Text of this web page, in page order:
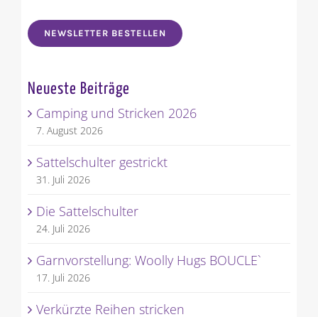
NEWSLETTER BESTELLEN
Neueste Beiträge
Camping und Stricken 2026
7. August 2026
Sattelschulter gestrickt
31. Juli 2026
Die Sattelschulter
24. Juli 2026
Garnvorstellung: Woolly Hugs BOUCLE`
17. Juli 2026
Verkürzte Reihen stricken